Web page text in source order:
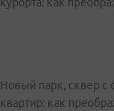
курорта: как
Новый парк, сквер с
квартир: как